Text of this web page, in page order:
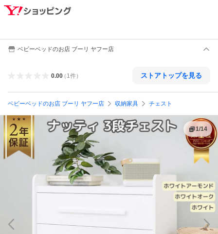
ベビーベッドのお店 ブーリ ヤフー店
0.00（ 1件） ストアトップを見る
ベビーベッドのお店 ブーリ ヤフー店 収納家具 チェスト
1/14